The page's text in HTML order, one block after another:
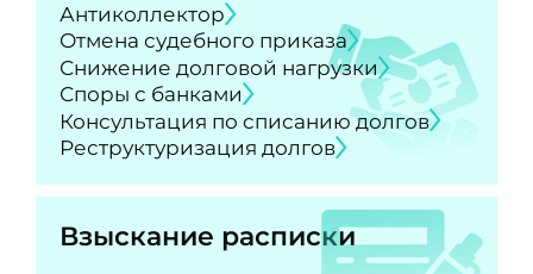
Антиколлектор
Отмена судебного приказа
Снижение долговой нагрузки
Споры с банками
Консультация по списанию долгов
Реструктуризация долгов
Взыскание расписки